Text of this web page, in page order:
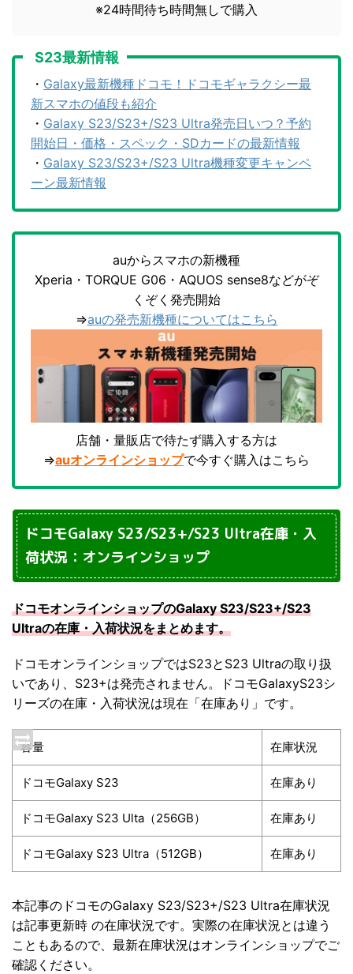
※24時間待ち時間無しで購入
S23最新情報
・ Galaxy最新機種ドコモ！ドコモギャラクシー最
新スマホの値段も紹介
・ Galaxy S23/S23+/S23 Ultra発売日いつ？予約
開始日・価格・スペック・SDカードの最新情報
・ Galaxy S23/S23+/S23 Ultra機種変更キャンペ
ーン最新情報
auからスマホの新機種
Xperia・TORQUE G06・AQUOS sense8などがぞ
くぞく発売開始
⇒auの発売新機種についてはこちら
店舗・量販店で待たず購入する方は
⇒auオンラインショップで今すぐ購入はこちら
ドコモGalaxy S23/S23+/S23 Ultra在庫・入
荷状況：オンラインショップ
ドコモオンラインショップのGalaxy S23/S23+/S23
Ultraの在庫・入荷状況をまとめます。
ドコモオンラインショップではS23とS23 Ultraの取り扱
いであり、S23+は発売されません。ドコモGalaxyS23シ
リーズの在庫・入荷状況は現在「在庫あり」です。
容量 在庫状況
ドコモGalaxy S23 在庫あり
ドコモGalaxy S23 Ulta（256GB） 在庫あり
ドコモGalaxy S23 Ultra（512GB） 在庫あり
本記事のドコモのGalaxy S23/S23+/S23 Ultra在庫状況
は記事更新時 の在庫状況です。実際の在庫状況とは違う
こともあるので、最新在庫状況はオンラインショップでご
確認ください。